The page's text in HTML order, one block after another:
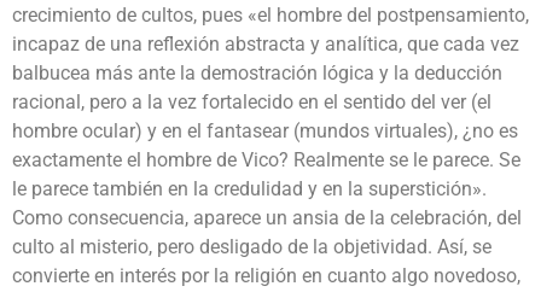
crecimiento de cultos, pues «el hombre del postpensamiento,
incapaz de una reflexión abstracta y analítica, que cada vez
balbucea más ante la demostración lógica y la deducción
racional, pero a la vez fortalecido en el sentido del ver (el
hombre ocular) y en el fantasear (mundos virtuales), ¿no es
exactamente el hombre de Vico? Realmente se le parece. Se
le parece también en la credulidad y en la superstición».
Como consecuencia, aparece un ansia de la celebración, del
culto al misterio, pero desligado de la objetividad. Así, se
convierte en interés por la religión en cuanto algo novedoso,